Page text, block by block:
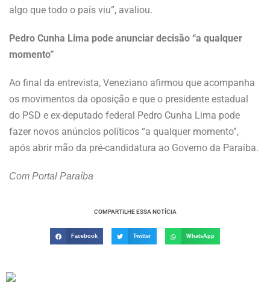
algo que todo o país viu”, avaliou.
Pedro Cunha Lima pode anunciar decisão “a qualquer
momento”
Ao final da entrevista, Veneziano afirmou que acompanha
os movimentos da oposição e que o presidente estadual
do PSD e ex-deputado federal Pedro Cunha Lima pode
fazer novos anúncios políticos “a qualquer momento”,
após abrir mão da pré-candidatura ao Governo da Paraíba.
Com Portal Paraíba
COMPARTILHE ESSA NOTÍCIA
Facebook Twitter WhatsApp